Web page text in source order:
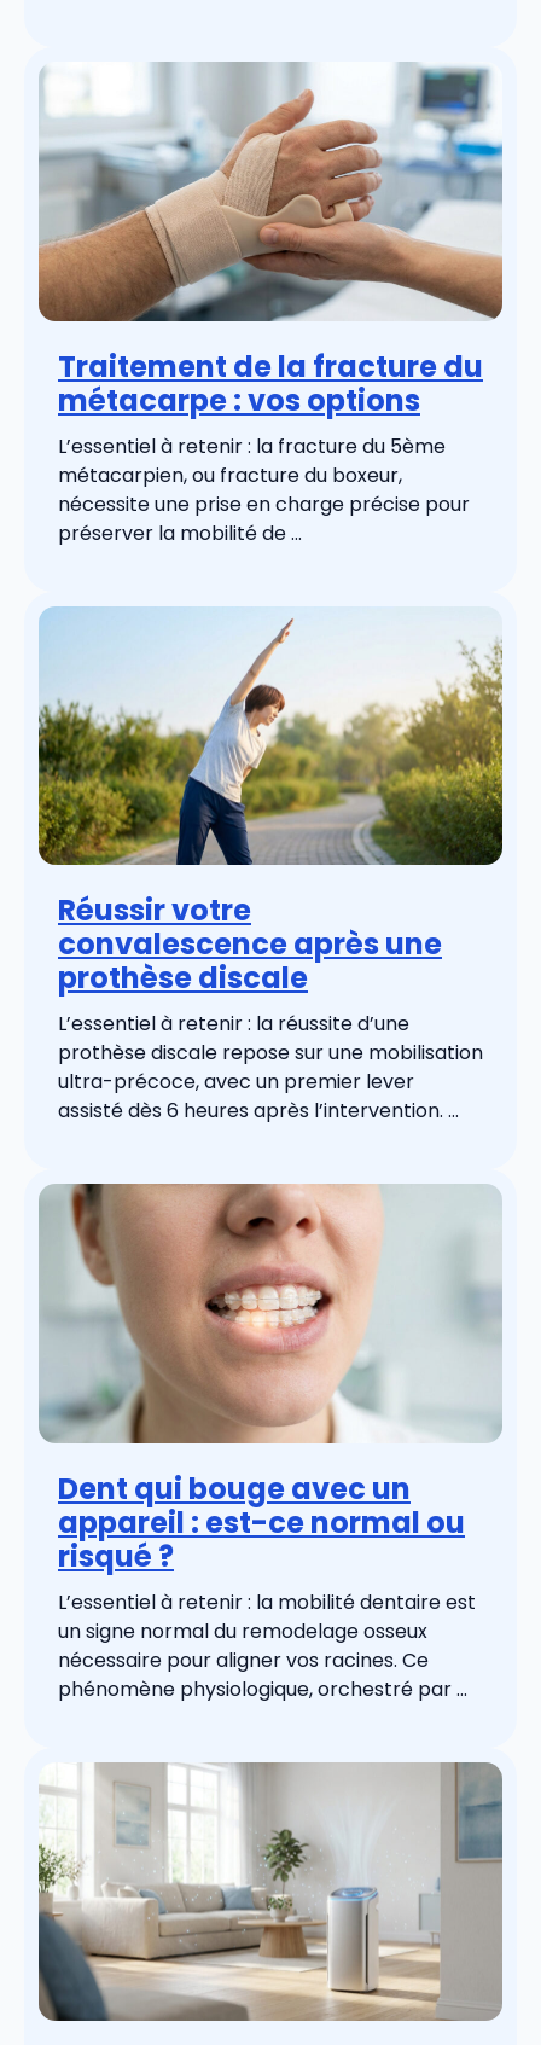
Traitement de la fracture du
métacarpe : vos options
L’essentiel à retenir : la fracture du 5ème
métacarpien, ou fracture du boxeur,
nécessite une prise en charge précise pour
préserver la mobilité de ...
Réussir votre
convalescence après une
prothèse discale
L’essentiel à retenir : la réussite d’une
prothèse discale repose sur une mobilisation
ultra-précoce, avec un premier lever
assisté dès 6 heures après l’intervention. ...
Dent qui bouge avec un
appareil : est-ce normal ou
risqué ?
L’essentiel à retenir : la mobilité dentaire est
un signe normal du remodelage osseux
nécessaire pour aligner vos racines. Ce
phénomène physiologique, orchestré par ...